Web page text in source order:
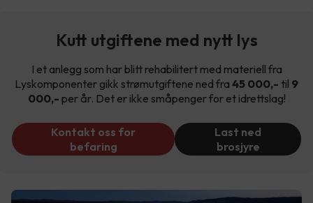
Kutt utgiftene med nytt lys
I et anlegg som har blitt rehabilitert med materiell fra
Lyskomponenter gikk strømutgiftene ned fra 45 000,- til 9
000,- per år. Det er ikke småpenger for et idrettslag!
Kontakt oss for
befaring
Last ned
brosjyre